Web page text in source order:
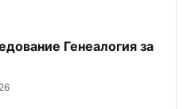
Генеалогия за